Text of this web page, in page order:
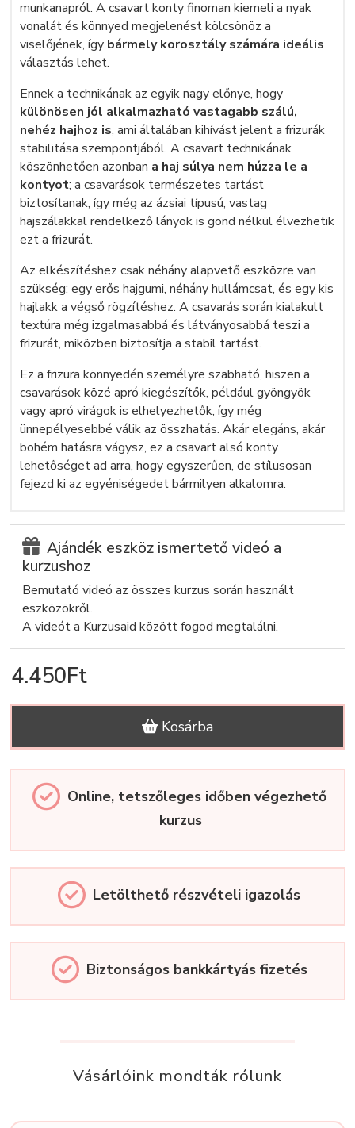
munkanapról. A csavart konty finoman kiemeli a nyak
vonalát és könnyed megjelenést kölcsönöz a
viselőjének, így bármely korosztály számára ideális
választás lehet.
Ennek a technikának az egyik nagy előnye, hogy
különösen jól alkalmazható vastagabb szálú,
nehéz hajhoz is, ami általában kihívást jelent a frizurák
stabilitása szempontjából. A csavart technikának
köszönhetően azonban a haj súlya nem húzza le a
kontyot; a csavarások természetes tartást
biztosítanak, így még az ázsiai típusú, vastag
hajszálakkal rendelkező lányok is gond nélkül élvezhetik
ezt a frizurát.
Az elkészítéshez csak néhány alapvető eszközre van
szükség: egy erős hajgumi, néhány hullámcsat, és egy kis
hajlakk a végső rögzítéshez. A csavarás során kialakult
textúra még izgalmasabbá és látványosabbá teszi a
frizurát, miközben biztosítja a stabil tartást.
Ez a frizura könnyedén személyre szabható, hiszen a
csavarások közé apró kiegészítők, például gyöngyök
vagy apró virágok is elhelyezhetők, így még
ünnepélyesebbé válik az összhatás. Akár elegáns, akár
bohém hatásra vágysz, ez a csavart alsó konty
lehetőséget ad arra, hogy egyszerűen, de stílusosan
fejezd ki az egyéniségedet bármilyen alkalomra.
Ajándék eszköz ismertető videó a
kurzushoz
Bemutató videó az összes kurzus során használt
eszközökről.
A videót a Kurzusaid között fogod megtalálni.
4.450Ft
Kosárba
Online, tetszőleges időben végezhető
kurzus
Letölthető részvételi igazolás
Biztonságos bankkártyás fizetés
Vásárlóink mondták rólunk